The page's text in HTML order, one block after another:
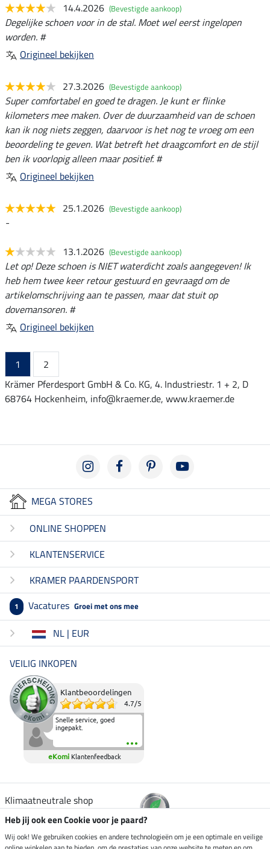
14.4.2026 (Bevestigde aankoop)
Degelijke schoen voor in de stal. Moet wel eerst ingelopen
worden. #
Origineel bekijken
27.3.2026 (Bevestigde aankoop)
Super comfortabel en goed te dragen. Je kunt er flinke
kilometers mee maken. Over de duurzaamheid van de schoen
kan ik nog niets zeggen, daarvoor is het nog te vroeg om een
beoordeling te geven. Wat betreft het draagcomfort en de stijl
ben ik voorlopig alleen maar positief. #
Origineel bekijken
25.1.2026 (Bevestigde aankoop)
-
13.1.2026 (Bevestigde aankoop)
Let op! Deze schoen is NIET waterdicht zoals aangegeven! Ik
heb hem twee keer retour gestuurd en gevraagd om de
artikelomschrijving aan te passen, maar dat stuit op
dovemansoren. #
Origineel bekijken
1
2
Krämer Pferdesport GmbH & Co. KG, 4. Industriestr. 1 + 2, D
68764 Hockenheim, info@kraemer.de, www.kraemer.de
MEGA STORES
ONLINE SHOPPEN
KLANTENSERVICE
KRAMER PAARDENSPORT
1 Vacatures Groei met ons mee
NL | EUR
VEILIG INKOPEN
Klantbeoordelingen
4.7/5
Snelle service, goed
ingepakt.
eKomi Klantenfeedback
Klimaatneutrale shop
Verzending per
Heb jij ook een Cookie voor je paard?
Wij ook! We gebruiken cookies en andere technologieën om je een optimale en veilige